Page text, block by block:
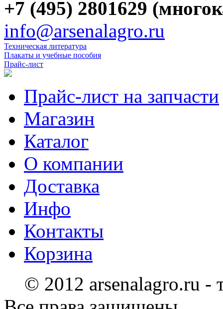
+7 (495) 2801629
info@arsenalagro.ru
Техническая литература
Плакаты и учебные пособия
Прайс-лист
Прайс-лист на запчасти
Магазин
Каталог
О компании
Доставка
Инфо
Контакты
Корзина
© 2012 arsenalagro.ru -